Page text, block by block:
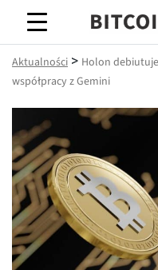
Aktualności > Holon
współpracy z Gemini